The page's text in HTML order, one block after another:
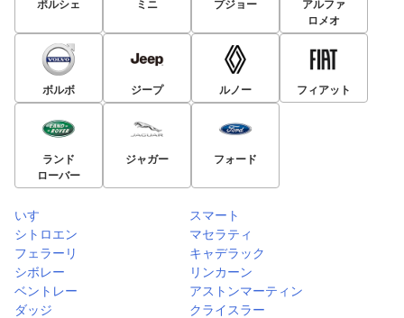
ポルシェ ミニ プジョー
アルファ
ロメオ
ボルボ ジープ ルノー フィアット
ランド
ローバー
ジャガー フォード
いすゞ
スマート
シトロエン
マセラティ
フェラーリ
キャデラック
シボレー
リンカーン
ベントレー
アストンマーティン
ダッジ
クライスラー